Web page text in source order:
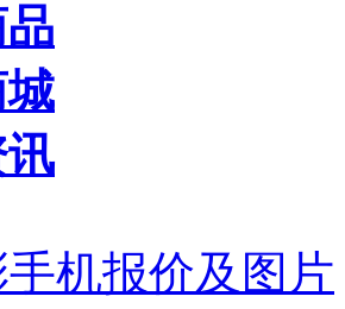
手机报价及图片